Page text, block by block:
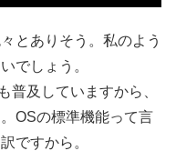
とありそう。私のよう
でしょう。
普及していますから、
OSの標準機能って言
ですから。